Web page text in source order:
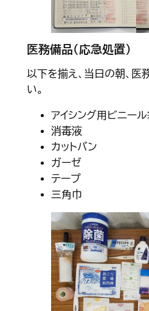
医務備品（応急処置）
以下を揃え、当日の朝、医
い。
アイシング用ビニー
消毒液
カットバン
ガーゼ
テープ
三角巾